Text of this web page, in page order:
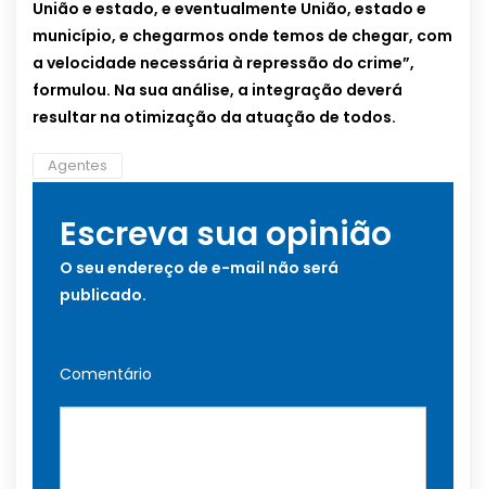
União e estado, e eventualmente União, estado e
município, e chegarmos onde temos de chegar, com
a velocidade necessária à repressão do crime”,
formulou. Na sua análise, a integração deverá
resultar na otimização da atuação de todos.
Agentes
Escreva sua opinião
O seu endereço de e-mail não será
publicado.
Comentário